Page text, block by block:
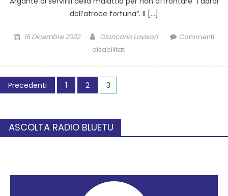
dell’atroce fortuna”. Il […]
16 Dicembre 2022 Giancarlo Lovisari
Commenti
disabilitati
Precedenti 1 2 3
ASCOLTA RADIO BLUETU